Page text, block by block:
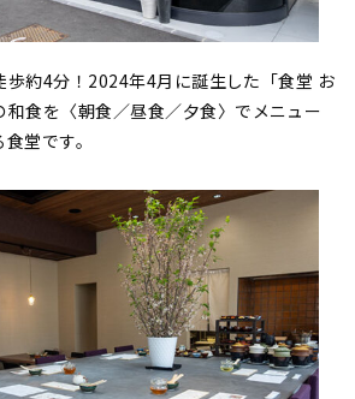
歩約4分！2024年4月に誕生した「食堂 お
和食を〈朝食／昼食／夕食〉でメニュー
堂です。